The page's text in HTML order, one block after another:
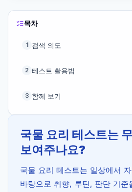
목차
1 검색 의도
2 테스트 활용법
3 함께 보기
국물 요리 테스트는
보여주나요?
국물 요리 테스트는 일상에서
바탕으로 취향, 루틴, 판단 기준